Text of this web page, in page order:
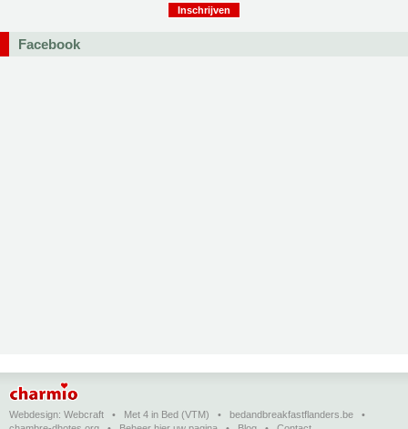
Facebook
Webdesign: Webcraft • Met 4 in Bed (VTM) • bedandbreakfastflanders.be •